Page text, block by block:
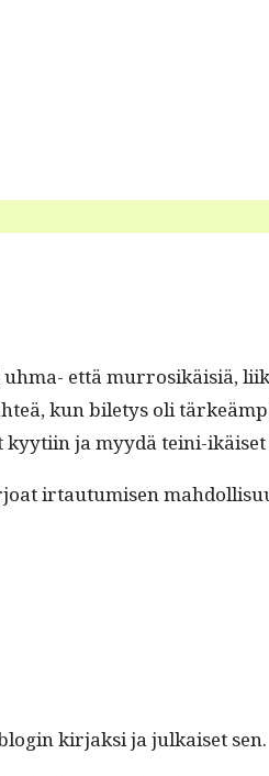
että mur­rosikäisiä,
kun bile­tys oli
ja myy­dä tei­ni-
irtau­tu­misen
kir­jak­si ja julkaiset sen.